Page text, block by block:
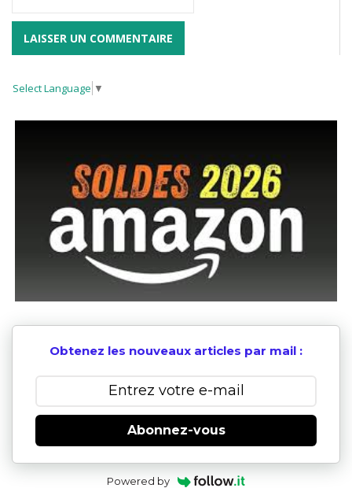
Select Language ▼
Obtenez les nouveaux articles par mail :
Abonnez-vous
Powered by